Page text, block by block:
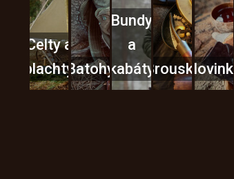
Celty a
plachtyBatohy
Bundy
a
kabátyBrouskyNovinky